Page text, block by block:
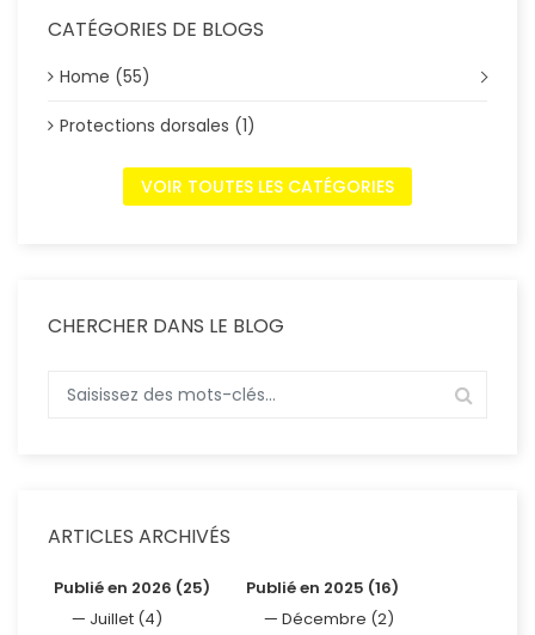
CATÉGORIES DE BLOGS
Home (55)
Protections dorsales (1)
VOIR TOUTES LES CATÉGORIES
CHERCHER DANS LE BLOG
ARTICLES ARCHIVÉS
Publié en 2026 (25)
Juillet (4)
Publié en 2025 (16)
Décembre (2)